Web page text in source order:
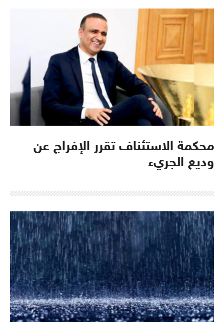
محكمة الاستئناف تقرر الإفراج عن
وديع الجريء